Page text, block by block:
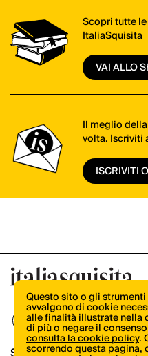
Scopri tutte
ItaliaSquisita
VAI ALLO
Il meglio
volta. Iscriviti
ISCRIVITI
Questo sito o gli
avvalgono di cookie
alle finalità illustrate nella
di più o negare il
consulta la cookie policy.
scorrendo questa pagina,